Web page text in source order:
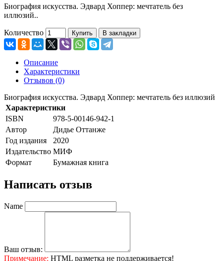
Биография искусства. Эдвард Хоппер: мечтатель без
иллюзий..
Количество Купить В закладки
Описание
Характеристики
Отзывов (0)
Биография искусства. Эдвард Хоппер: мечтатель без иллюзий
Характеристики
ISBN
978-5-00146-942-1
Автор
Дидье Оттанже
Год издания
2020
Издательство МИФ
Формат
Бумажная книга
Написать отзыв
Name
Ваш отзыв:
Примечание: HTML разметка не поддерживается!